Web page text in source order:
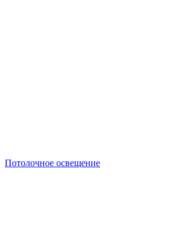
Потолочное освещение